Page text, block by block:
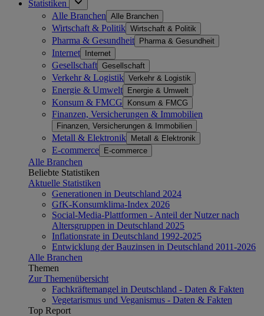
Statistiken
Alle Branchen Alle Branchen
Wirtschaft & Politik Wirtschaft & Politik
Pharma & Gesundheit Pharma & Gesundheit
Internet Internet
Gesellschaft Gesellschaft
Verkehr & Logistik Verkehr & Logistik
Energie & Umwelt Energie & Umwelt
Konsum & FMCG Konsum & FMCG
Finanzen, Versicherungen & Immobilien
Finanzen, Versicherungen & Immobilien
Metall & Elektronik Metall & Elektronik
E-commerce E-commerce
Alle Branchen
Beliebte Statistiken
Aktuelle Statistiken
Generationen in Deutschland 2024
GfK-Konsumklima-Index 2026
Social-Media-Plattformen - Anteil der Nutzer nach
Altersgruppen in Deutschland 2025
Inflationsrate in Deutschland 1992-2025
Entwicklung der Bauzinsen in Deutschland 2011-2026
Alle Branchen
Themen
Zur Themenübersicht
Fachkräftemangel in Deutschland - Daten & Fakten
Vegetarismus und Veganismus - Daten & Fakten
Top Report